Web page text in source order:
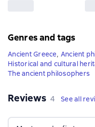
Genres and tags
Ancient Greece, Ancient
Historical and cultural
The ancient philosophers
Reviews 4 reviews
4 See all